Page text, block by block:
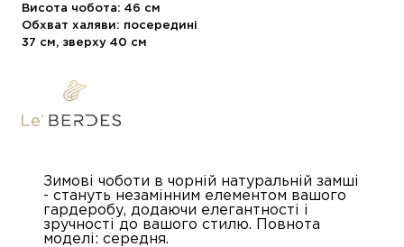
Висота чобота: 46 см
Обхват халяви: посередині
37 см, зверху 40 см
Зимові чоботи в чорній натуральній замші
- стануть незамінним елементом вашого
гардеробу, додаючи елегантності і
зручності до вашого стилю. Повнота
моделі: середня.